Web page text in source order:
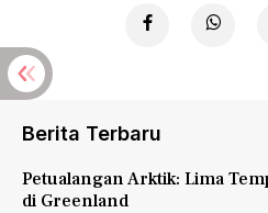
Berita Terbaru
Petualangan Arktik: Lima
di Greenland